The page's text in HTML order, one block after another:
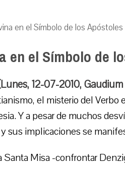
en el Símbolo de los Apóstoles
en el Símbolo de
12-07-2010,
el misterio del Verbo
Y a pesar de muchos
sus implicaciones se
Santa Misa -confrontar